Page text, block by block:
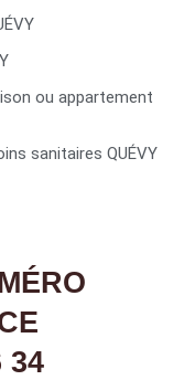
ou appartement
sanitaires QUÉVY
34